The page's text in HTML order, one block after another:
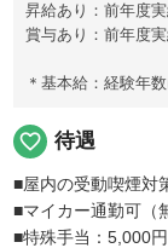
昇給あり：前年度
賞与あり：前年度
＊基本給：経験年
favorite_border 待遇
■屋内の受動喫煙対
■マイカー通勤可（
■特殊手当：5,000円